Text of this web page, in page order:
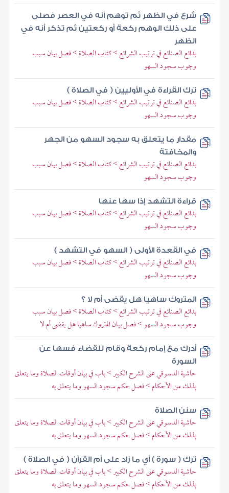
شرع في الظهر ثم توهم أنه في العصر فصلى
على ذلك الوهم ركعة أو ركعتين ثم تذكر أنه في
الظهر
بدائع الصنائع في ترتيب الشرائع > كتاب الصلاة > فصل بيان سبب
وجوب سجود السهو
ترك القراءة في الأوليين ( في الصلاة )
بدائع الصنائع في ترتيب الشرائع > كتاب الصلاة > فصل بيان سبب
وجوب سجود السهو
مقدار ما يتعلق به سجود السهو من الجهر
والمخافتة
بدائع الصنائع في ترتيب الشرائع > كتاب الصلاة > فصل بيان سبب
وجوب سجود السهو
قراءة التشهد إذا سها عنها
بدائع الصنائع في ترتيب الشرائع > كتاب الصلاة > فصل بيان سبب
وجوب سجود السهو
في القعدة الأولى ( السهو في التشهد )
بدائع الصنائع في ترتيب الشرائع > كتاب الصلاة > فصل بيان سبب
وجوب سجود السهو
المتروك ساهيا هل يقضى أم لا ؟
بدائع الصنائع في ترتيب الشرائع > كتاب الصلاة > فصل بيان سبب
وجوب سجود السهو > فصل بيان المتروك ساهيا هل يقضى أم لا
أدرك مع إمام ركعة وقام للقضاء فسها عن
السورة
حاشية الدسوقي على الشرح الكبير > باب في بيان أوقات الصلاة وما يتعلق
بذلك من الأحكام > فصل حكم سجود السهو وما يتعلق به
سنن الصلاة
حاشية الدسوقي على الشرح الكبير > باب في بيان أوقات الصلاة وما يتعلق
بذلك من الأحكام > فصل حكم سجود السهو وما يتعلق به
ترك ( سورة ) أي ما زاد على أم القرآن ( في الصلاة )
حاشية الدسوقي على الشرح الكبير > باب في بيان أوقات الصلاة وما يتعلق
بذلك من الأحكام > فصل حكم سجود السهو وما يتعلق به